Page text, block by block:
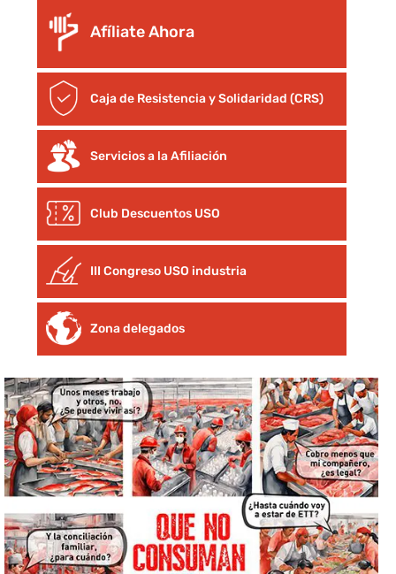
Afíliate Ahora
Caja de Resistencia y Solidaridad (CRS)
Servicios a la Afiliación
Club Descuentos USO
III Congreso USO industria
Zona delegados